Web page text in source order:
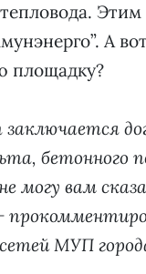
А
площадку?
бетонного
могу вам
МУП